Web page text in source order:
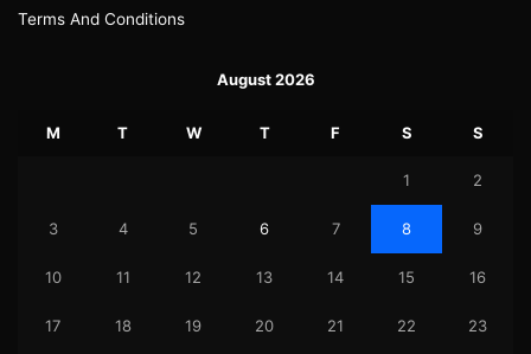
Terms And Conditions
August 2026
M T W T F S S
1 2
3 4 5 6 7 8 9
10 11 12 13 14 15 16
17 18 19 20 21 22 23